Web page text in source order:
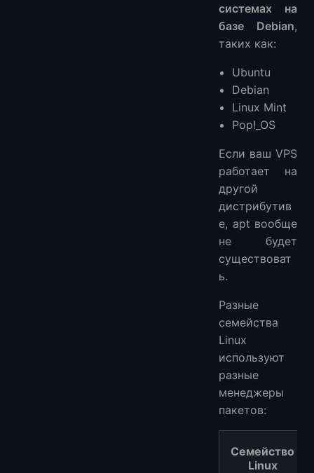
системах на
базе Debian,
таких как:
Ubuntu
Debian
Linux Mint
Pop!_OS
Если ваш VPS
работает на
другой
дистрибутив
е, apt вообще
не будет
существоват
ь.
Разные
семейства
Linux
используют
разные
менеджеры
пакетов:
Семейство
Linux